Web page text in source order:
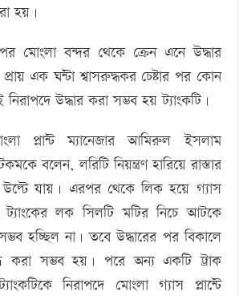
হয়।
মোংলা বন্দর থেকে ক্রেন এনে উদ্ধার
এক ঘন্টা শ্বাসরুদ্ধকর চেষ্টার পর কোন
নিরাপদে উদ্ধার করা সম্ভব হয় ট্যাংকটি।
প্লান্ট ম্যানেজার আমিরুল ইসলাম
বলেন, লরিটি নিয়ন্ত্রণ হারিয়ে রাস্তার
যায়। এরপর থেকে লিক হয়ে গ্যাস
লক সিলটি মটির নিচে আটকে
হচ্ছিল না। তবে উদ্ধারের পর বিকালে
করা সম্ভব হয়। পরে অন্য একটি ট্রাক
নিরাপদে মোংলা গ্যাস প্লান্টে